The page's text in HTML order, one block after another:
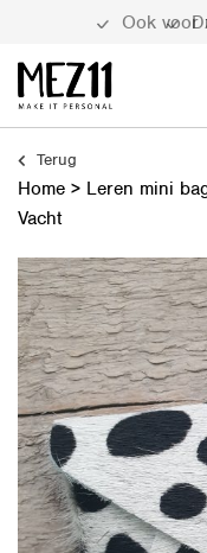
Terug
Home > Leren mini
Vacht